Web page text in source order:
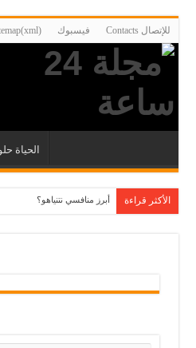
للإتصال Contacts فيسبوك
الحياة
الأكثر قراءة أبرز منافسي نتنياهو؟
كأني حفرت قبري بيدي”: هل